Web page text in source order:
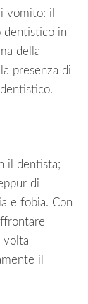
vomito: il
dentistico in
della
presenza di
il dentista;
di
e fobia. Con
volta
il